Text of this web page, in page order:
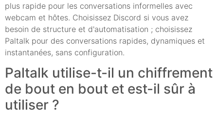
plus rapide pour les conversations informelles avec
webcam et hôtes. Choisissez Discord si vous avez
besoin de structure et d'automatisation ; choisissez
Paltalk pour des conversations rapides, dynamiques et
instantanées, sans configuration.
Paltalk utilise-t-il un chiffrement
de bout en bout et est-il sûr à
utiliser ?